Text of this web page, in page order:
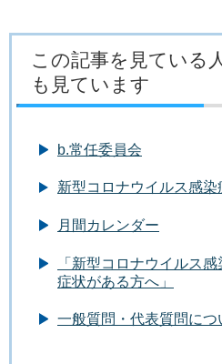
この記事を見ている
も見ています
b.常任委員会
新型コロナウイルス感染
月間カレンダー
「新型コロナウイルス
症状がある方へ」
一般質問・代表質問につ